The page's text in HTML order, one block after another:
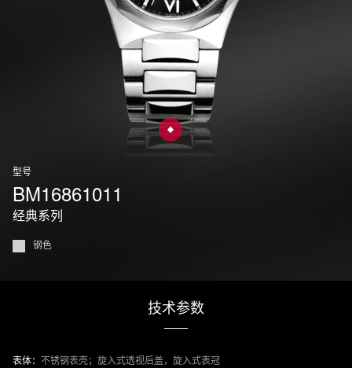
型号
BM16861011
经典系列
钢色
技术参数
表体： 不锈钢表壳；旋入式透视后盖，旋入式表冠